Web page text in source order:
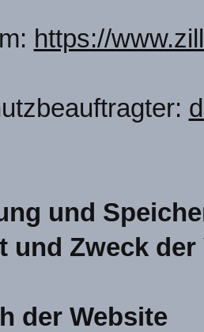
https://
und
und Zweck der
der Website